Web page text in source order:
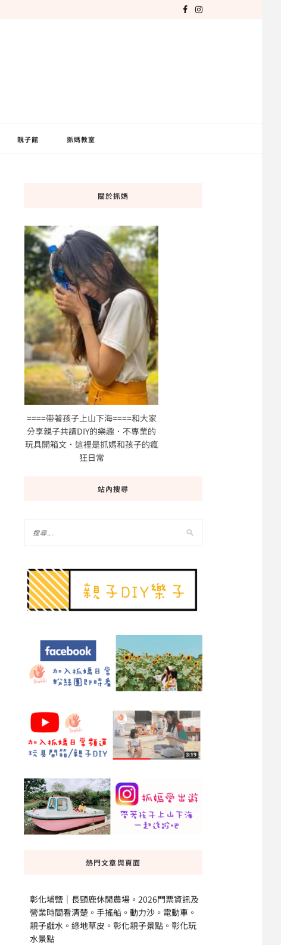
親子館 抓媽教室
關於抓媽
====帶著孩子上山下海====和大家
分享親子共讀DIY的樂趣．不專業的
玩具開箱文．這裡是抓媽和孩子的瘋
狂日常
站內搜尋
熱門文章與頁面
彰化埔鹽｜長頸鹿休閒農場。2026門票資訊及
營業時間看清楚。手搖船。動力沙。電動車。
親子戲水。綠地草皮。彰化親子景點。彰化玩
水景點